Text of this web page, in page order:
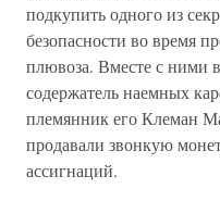
подкупить одного из
безопасности во время
плювоза. Вместе с ними
содержатель наемных
племянник его Клеман
продавали звонкую
ассигнаций.